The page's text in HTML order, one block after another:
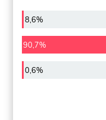
8,6%
90,7%
0,6%